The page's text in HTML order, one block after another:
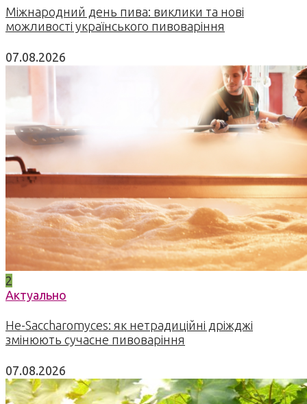
Міжнародний день пива: виклики та нові
можливості українського пивоваріння
07.08.2026
2
Актуально
Не-Saccharomyces: як нетрадиційні дріжджі
змінюють сучасне пивоваріння
07.08.2026